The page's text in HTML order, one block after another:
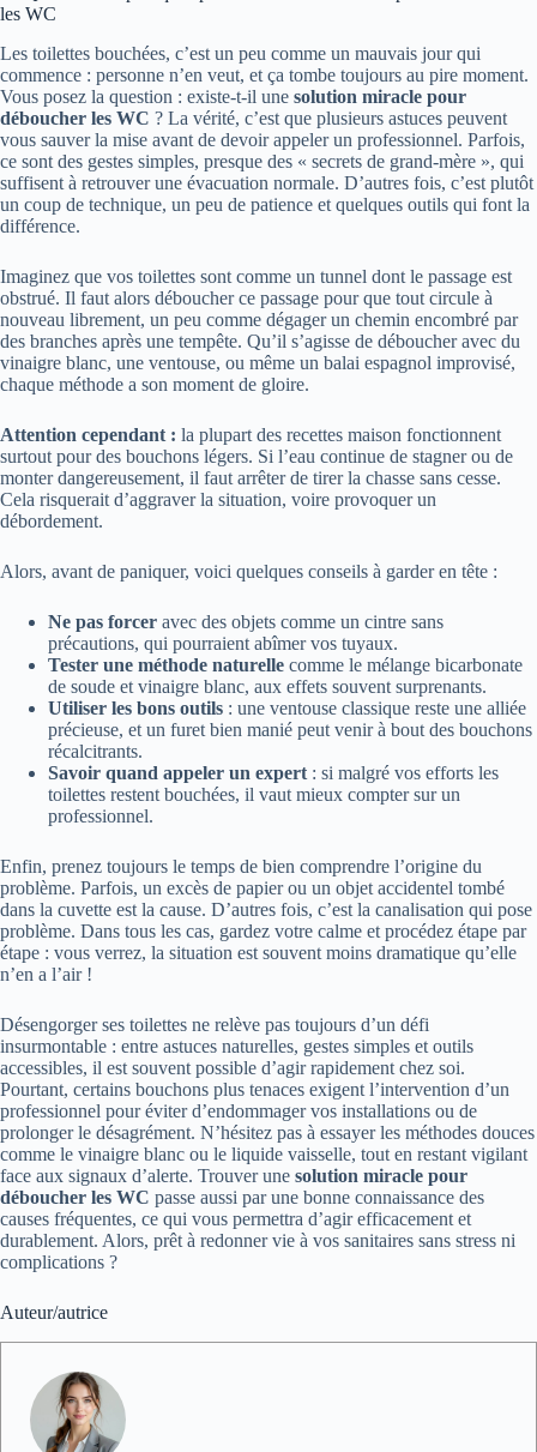
les WC
Les toilettes bouchées, c’est un peu comme un mauvais jour qui
commence : personne n’en veut, et ça tombe toujours au pire moment.
Vous posez la question : existe-t-il une solution miracle pour
déboucher les WC ? La vérité, c’est que plusieurs astuces peuvent
vous sauver la mise avant de devoir appeler un professionnel. Parfois,
ce sont des gestes simples, presque des « secrets de grand-mère », qui
suffisent à retrouver une évacuation normale. D’autres fois, c’est plutôt
un coup de technique, un peu de patience et quelques outils qui font la
différence.
Imaginez que vos toilettes sont comme un tunnel dont le passage est
obstrué. Il faut alors déboucher ce passage pour que tout circule à
nouveau librement, un peu comme dégager un chemin encombré par
des branches après une tempête. Qu’il s’agisse de déboucher avec du
vinaigre blanc, une ventouse, ou même un balai espagnol improvisé,
chaque méthode a son moment de gloire.
Attention cependant : la plupart des recettes maison fonctionnent
surtout pour des bouchons légers. Si l’eau continue de stagner ou de
monter dangereusement, il faut arrêter de tirer la chasse sans cesse.
Cela risquerait d’aggraver la situation, voire provoquer un
débordement.
Alors, avant de paniquer, voici quelques conseils à garder en tête :
Ne pas forcer avec des objets comme un cintre sans
précautions, qui pourraient abîmer vos tuyaux.
Tester une méthode naturelle comme le mélange bicarbonate
de soude et vinaigre blanc, aux effets souvent surprenants.
Utiliser les bons outils : une ventouse classique reste une alliée
précieuse, et un furet bien manié peut venir à bout des bouchons
récalcitrants.
Savoir quand appeler un expert : si malgré vos efforts les
toilettes restent bouchées, il vaut mieux compter sur un
professionnel.
Enfin, prenez toujours le temps de bien comprendre l’origine du
problème. Parfois, un excès de papier ou un objet accidentel tombé
dans la cuvette est la cause. D’autres fois, c’est la canalisation qui pose
problème. Dans tous les cas, gardez votre calme et procédez étape par
étape : vous verrez, la situation est souvent moins dramatique qu’elle
n’en a l’air !
Désengorger ses toilettes ne relève pas toujours d’un défi
insurmontable : entre astuces naturelles, gestes simples et outils
accessibles, il est souvent possible d’agir rapidement chez soi.
Pourtant, certains bouchons plus tenaces exigent l’intervention d’un
professionnel pour éviter d’endommager vos installations ou de
prolonger le désagrément. N’hésitez pas à essayer les méthodes douces
comme le vinaigre blanc ou le liquide vaisselle, tout en restant vigilant
face aux signaux d’alerte. Trouver une solution miracle pour
déboucher les WC passe aussi par une bonne connaissance des
causes fréquentes, ce qui vous permettra d’agir efficacement et
durablement. Alors, prêt à redonner vie à vos sanitaires sans stress ni
complications ?
Auteur/autrice